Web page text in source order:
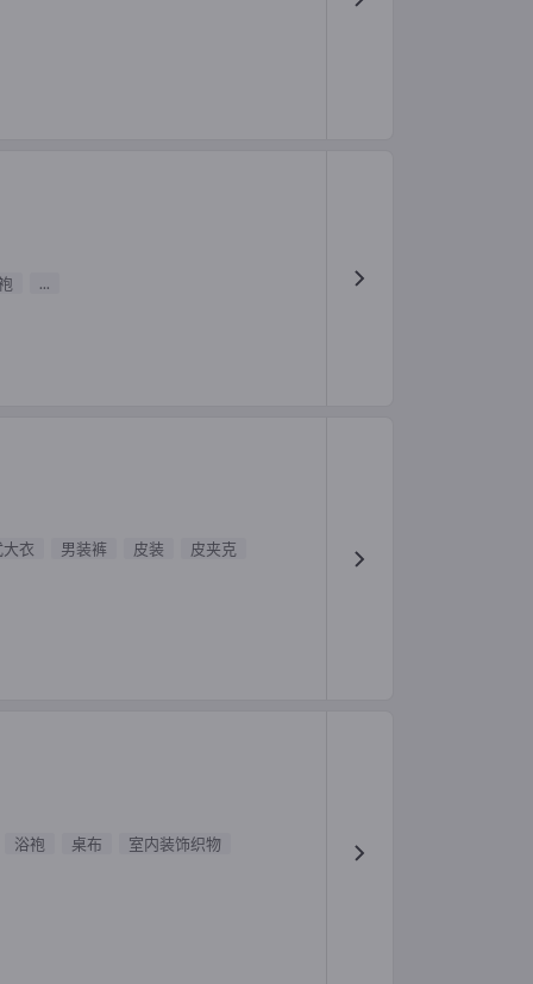
...
衣 男装裤 皮装 皮夹克
浴袍 桌布 室内装饰织物